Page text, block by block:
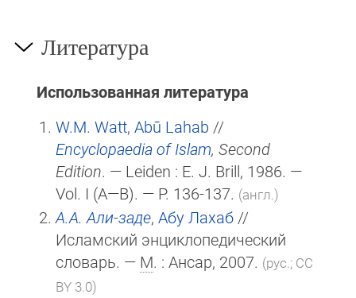
Литература
Использованная литература
W.M. Watt, Abū Lahab //
Encyclopaedia of Islam, Second
Edition. — Leiden : E. J. Brill, 1986. —
Vol. I (A—B). — P. 136-137. (англ.)
А.А. Али-заде, Абу Лахаб //
Исламский энциклопедический
словарь. — М. : Ансар, 2007. (рус.; CC
BY 3.0)